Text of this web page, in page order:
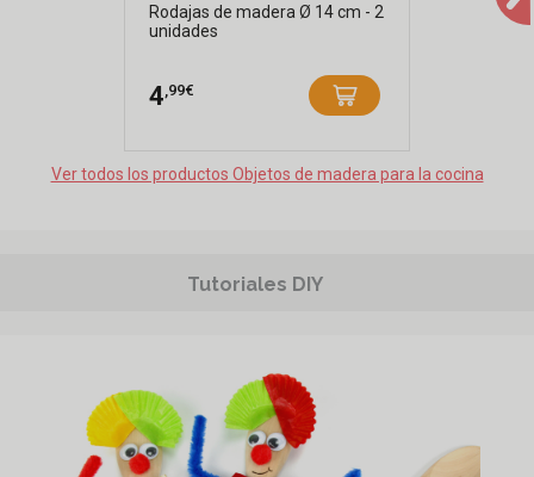
Rodajas de madera Ø 14 cm - 2
unidades
4,99€
Ver todos los productos Objetos de madera para la cocina
Tutoriales DIY